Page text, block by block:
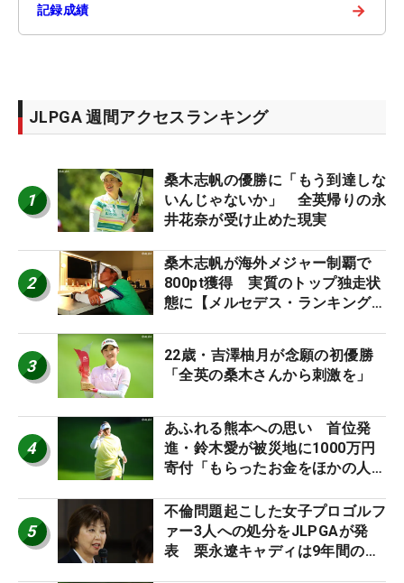
記録成績 →
JLPGA 週間アクセスランキング
1
桑木志帆の優勝に「もう到達しな
いんじゃないか」 全英帰りの永
井花奈が受け止めた現実
2
桑木志帆が海外メジャー制覇で
800pt獲得 実質のトップ独走状
態に【メルセデス・ランキング番
3
22歳・吉澤柚月が念願の初優勝
「全英の桑木さんから刺激を」
4
あふれる熊本への思い 首位発
進・鈴木愛が被災地に1000万円
寄付「もらったお金をほかの人
5
不倫問題起こした女子プロゴルフ
ァー3人への処分をJLPGAが発
表 栗永遼キャディは9年間の立